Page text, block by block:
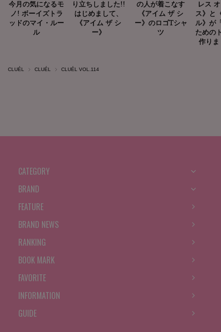
CLUÉL CLUÉL CLUÉL VOL.114
CATEGORY
BRAND
FEATURE
BRAND NEWS
RANKING
BOOK MARK
FAVORITE
INFORMATION
GUIDE